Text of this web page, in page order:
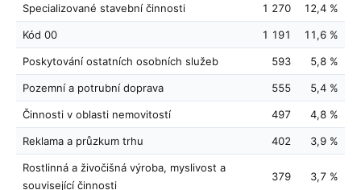
Specializované stavební činnosti 1 270 12,4 %
Kód 00 1 191 11,6 %
Poskytování ostatních osobních služeb 593 5,8 %
Pozemní a potrubní doprava 555 5,4 %
Činnosti v oblasti nemovitostí 497 4,8 %
Reklama a průzkum trhu 402 3,9 %
Rostlinná a živočišná výroba, myslivost a
související činnosti
379 3,7 %